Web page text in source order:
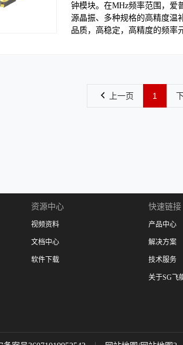
钟模块。在MHz频率范围，爱
源晶振、多种规格的高精度温
品质，高稳定，高精度的频率
上一页 1
资源中心
视频资料
文档中心
软件下载
快速链接
产品中心
解决方案
技术服务
关于SG飞